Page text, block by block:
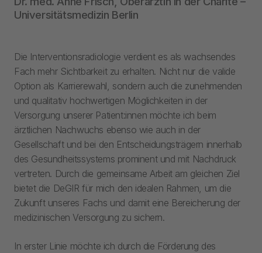
Universitätsmedizin Berlin
Die Interventionsradiologie verdient es als wachsendes
Fach mehr Sichtbarkeit zu erhalten. Nicht nur die valide
Option als Karrierewahl, sondern auch die zunehmenden
und qualitativ hochwertigen Möglichkeiten in der
Versorgung unserer Patient:innen möchte ich beim
ärztlichen Nachwuchs ebenso wie auch in der
Gesellschaft und bei den Entscheidungsträgern innerhalb
des Gesundheitssystems prominent und mit Nachdruck
vertreten. Durch die gemeinsame Arbeit am gleichen Ziel
bietet die DeGIR für mich den idealen Rahmen, um die
Zukunft unseres Fachs und damit eine Bereicherung der
medizinischen Versorgung zu sichern.
In erster Linie möchte ich durch die Förderung des